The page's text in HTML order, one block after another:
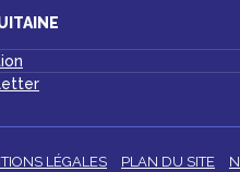
LÉGALES PLAN DU SITE